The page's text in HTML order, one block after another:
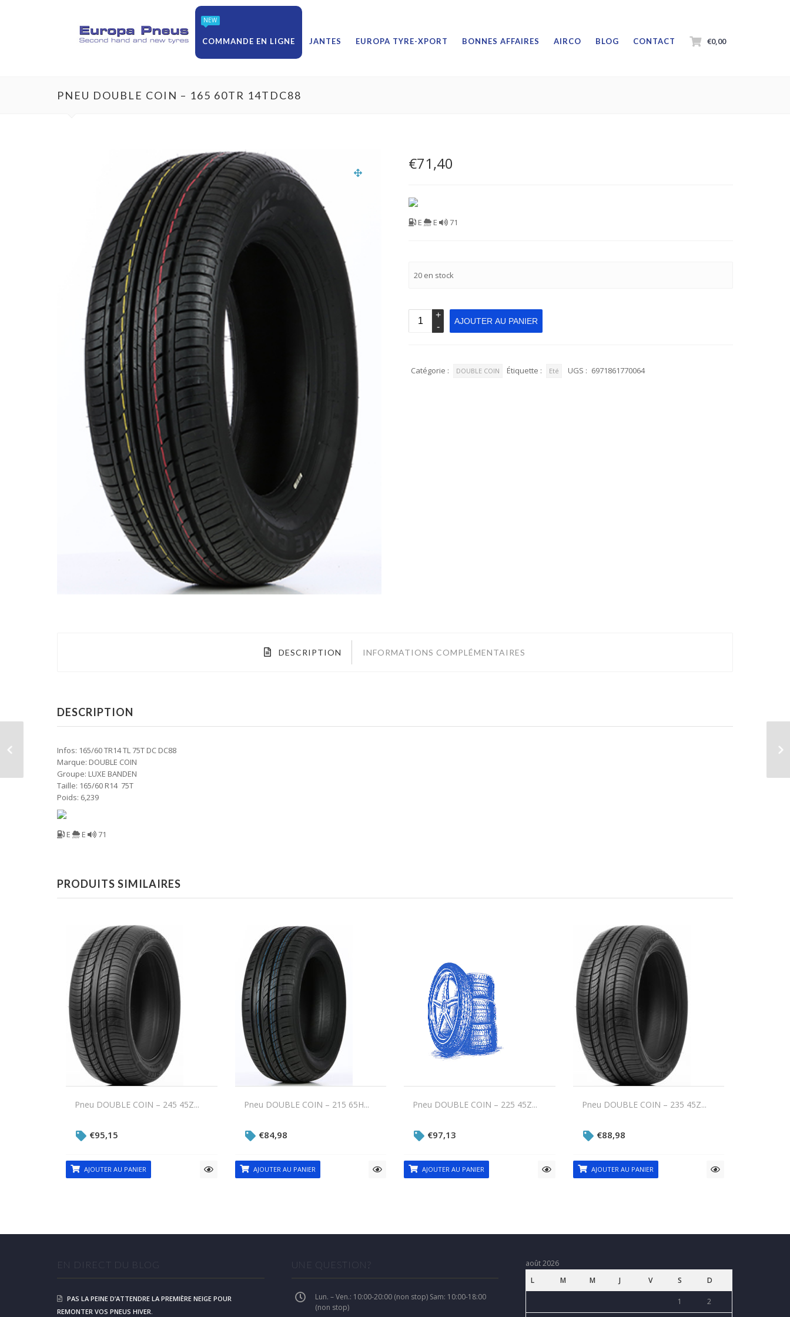
€0,00
NEW
COMMANDE EN LIGNE JANTES EUROPA TYRE-XPORT BONNES AFFAIRES AIRCO BLOG CONTACT
PNEU DOUBLE COIN – 165 60TR 14TDC88
€71,40
E E 71
20 en stock
AJOUTER AU PANIER
Catégorie : DOUBLE COIN Étiquette : Eté UGS : 6971861770064
DESCRIPTION INFORMATIONS COMPLÉMENTAIRES
DESCRIPTION
Infos: 165/60 TR14 TL 75T DC DC88
Marque: DOUBLE COIN
Groupe: LUXE BANDEN
Taille: 165/60 R14 75T
Poids: 6,239
E E 71
PRODUITS SIMILAIRES
Pneu DOUBLE COIN – 245 45Z...
€95,15
AJOUTER AU PANIER
Pneu DOUBLE COIN – 215 65H...
€84,98
AJOUTER AU PANIER
Pneu DOUBLE COIN – 225 45Z...
€97,13
AJOUTER AU PANIER
Pneu DOUBLE COIN – 235 45Z...
€88,98
AJOUTER AU PANIER
EN DIRECT DU BLOG
PAS LA PEINE D’ATTENDRE LA PREMIÈRE NEIGE POUR
REMONTER VOS PNEUS HIVER.
UNE QUESTION?
Lun. – Ven.: 10:00-20:00 (non stop) Sam: 10:00-18:00
(non stop)
août 2026
L
M M J V S D
1 2